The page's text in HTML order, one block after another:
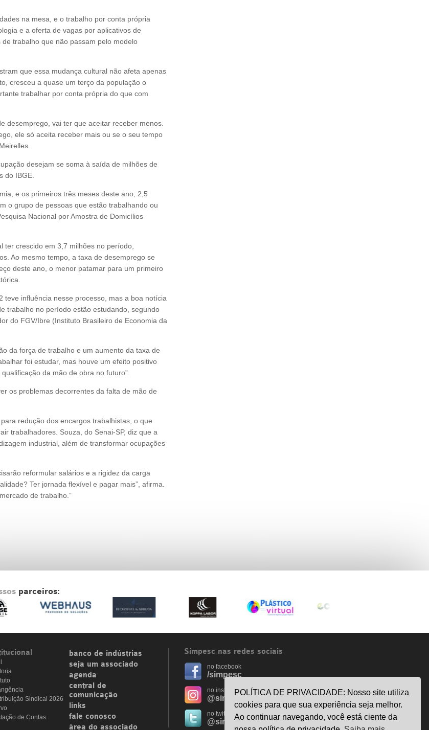
na mesa, e o trabalho por conta própria
e a oferta de vagas por aplicativos de
trabalho que não passam pelo modelo
que essa mudança cultural não afeta apenas
cresceu a quase um terço da população o
trabalhar por conta própria do que com
desemprego, vai ter que aceitar receber menos.
ele só aceita receber mais ou se o seu tempo
desejam se soma à saída de milhões de
do IBGE.
e os primeiros três meses deste ano, 2,5
o grupo de pessoas que estão trabalhando ou
Nacional por Amostra de Domicílios
ter crescido em 3,7 milhões no período,
Ao mesmo tempo, a taxa de desemprego se
deste ano, o menor patamar para um primeiro
influência nesse processo, mas a boa notícia
trabalho no período estão estudando, segundo
do FGV/Ibre (Instituto Brasileiro de Economia da
da força de trabalho e um aumento da taxa de
foi estudar, mas houve um efeito positivo
da mão de obra no futuro”.
os problemas decorrentes da falta de mão de
redução dos encargos trabalhistas, o que
trabalhadores. Souza, do Senai-SP, diz que a
industrial, além de transformar ocupações
reformular salários e a rigidez da carga
Ter jornada flexível e pagar mais”, afirma.
de trabalho.”
parceiros:
Sindical 2026
de Contas
banco de indústrias
seja um associado
agenda
central de
comunicação
links
fale conosco
área do associado
Simpesc nas redes sociais
no facebook
/simpesc
no instagram
@simpescplasticos
no twitter
@simpesc
POLÍTICA DE PRIVACIDADE: Nosso site utiliza
cookies para que sua experiência seja melhor.
Ao continuar navegando, você está ciente da